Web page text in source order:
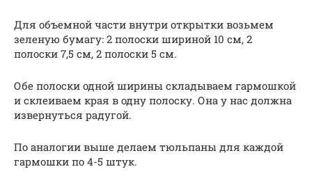
Для объемной части внутри открытки возьмем
зеленую бумагу: 2 полоски шириной 10 см, 2
полоски 7,5 см, 2 полоски 5 см.
Обе полоски одной ширины складываем гармошкой
и склеиваем края в одну полоску. Она у нас должна
извернуться радугой.
По аналогии выше делаем тюльпаны для каждой
гармошки по 4-5 штук.